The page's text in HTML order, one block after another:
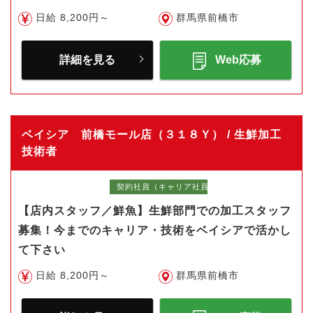
日給 8,200円～ 群馬県前橋市
詳細を見る Web応募
ベイシア 前橋モール店（３１８Ｙ） / 生鮮加工
技術者
契約社員（キャリア社員）
【店内スタッフ／鮮魚】生鮮部門での加工スタッフ
募集！今までのキャリア・技術をベイシアで活かし
て下さい
日給 8,200円～ 群馬県前橋市